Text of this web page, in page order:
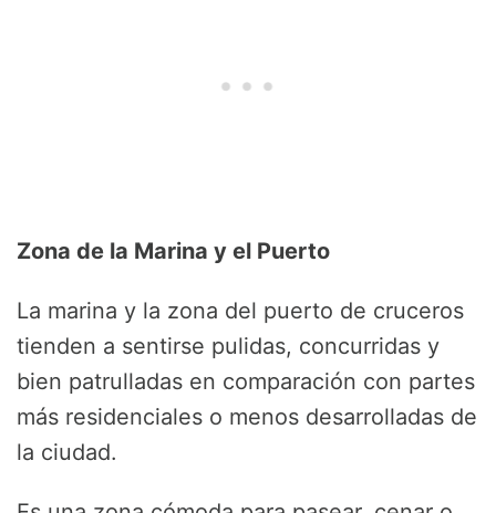
Zona de la Marina y el Puerto
La marina y la zona del puerto de cruceros
tienden a sentirse pulidas, concurridas y
bien patrulladas en comparación con partes
más residenciales o menos desarrolladas de
la ciudad.